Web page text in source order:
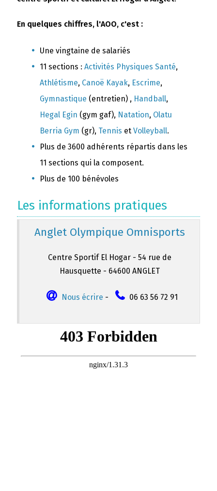
En quelques chiffres, l'AOO, c'est :
Une vingtaine de salariés
11 sections : Activités Physiques Santé,
Athlétisme, Canoë Kayak, Escrime,
Gymnastique (entretien) , Handball,
Hegal Egin (gym gaf), Natation, Olatu
Berria Gym (gr), Tennis et Volleyball.
Plus de 3600 adhérents répartis dans les
11 sections qui la composent.
Plus de 100 bénévoles
Les informations pratiques
Anglet Olympique Omnisports
Centre Sportif El Hogar - 54 rue de
Hausquette - 64600 ANGLET
Nous écrire - 06 63 56 72 91